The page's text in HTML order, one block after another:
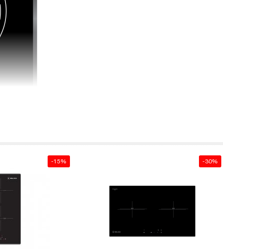
ở mỗi hãng
mang đến sự
-15% -30%